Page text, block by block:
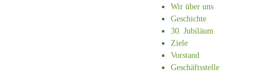
Wir über uns
Geschichte
30. Jubiläum
Ziele
Vorstand
Geschäftsstelle